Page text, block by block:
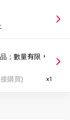
；數量有限，
購買) x1